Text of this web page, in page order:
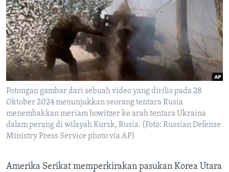
Potongan gambar dari sebuah video yang dirilis pada 28
Oktober 2024 menunjukkan seorang tentara Rusia
menembakkan meriam howitzer ke arah tentara Ukraina
dalam perang di wilayah Kursk, Rusia. (Foto: Russian Defense
Ministry Press Service photo via AP)
Amerika Serikat memperkirakan pasukan Korea Utara